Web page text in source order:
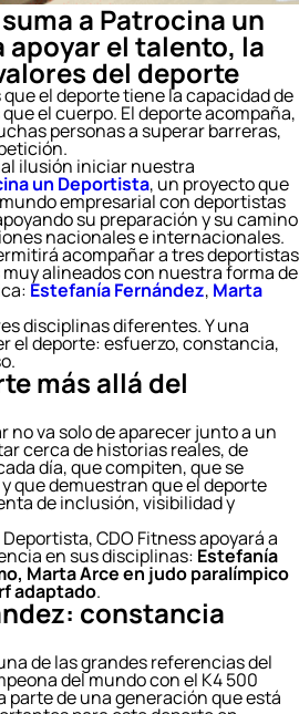
a Patrocina un
el talento, la
del deporte
que el deporte tiene la capacidad de
el cuerpo. El deporte acompaña,
personas a superar barreras,
ilusión iniciar nuestra
un Deportista, un proyecto que
empresarial con deportistas
su preparación y su camino
nacionales e internacionales.
acompañar a tres deportistas
alineados con nuestra forma de
Estefanía Fernández, Marta
disciplinas diferentes. Y una
el deporte: esfuerzo, constancia,
más allá del
no va solo de aparecer junto a un
cerca de historias reales, de
día, que compiten, que se
que demuestran que el deporte
de inclusión, visibilidad y
CDO Fitness apoyará a
en sus disciplinas: Estefanía
Marta Arce en judo paralímpico
adaptado.
constancia
de las grandes referencias del
del mundo con el K4 500
parte de una generación que está